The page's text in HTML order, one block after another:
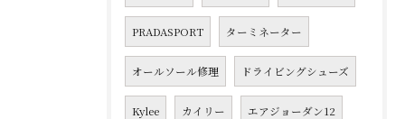
PRADASPORT ターミネーター
オールソール修理 ドライビングシューズ
Kylee カイリー エアジョーダン12